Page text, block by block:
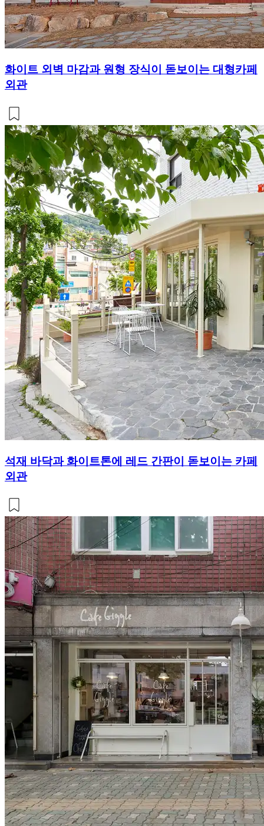
화이트 외벽 마감과 원형 장식이 돋보이는 대형카페
외관
석재 바닥과 화이트톤에 레드 간판이 돋보이는 카페
외관